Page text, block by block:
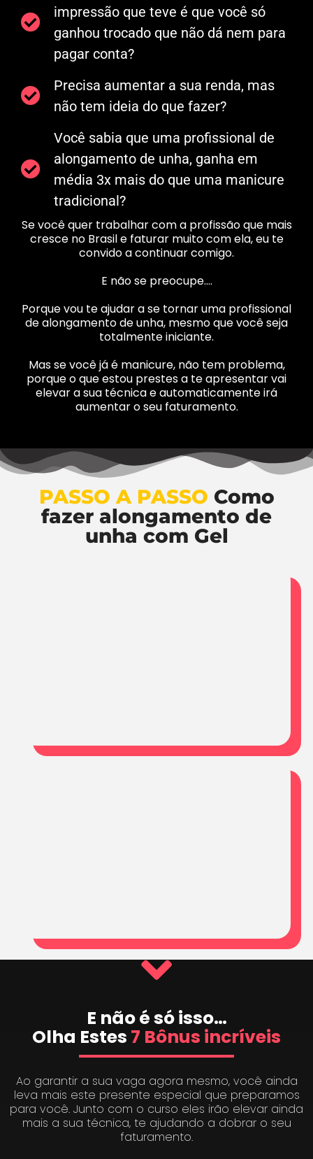
impressão que teve é que você só
ganhou trocado que não dá nem para
pagar conta?
Precisa aumentar a sua renda, mas
não tem ideia do que fazer?
Você sabia que uma profissional de
alongamento de unha, ganha em
média 3x mais do que uma manicure
tradicional?
Se você quer trabalhar com a profissão que mais
cresce no Brasil e faturar muito com ela, eu te
convido a continuar comigo.
E não se preocupe….
Porque vou te ajudar a se tornar uma profissional
de alongamento de unha, mesmo que você seja
totalmente iniciante.
Mas se você já é manicure, não tem problema,
porque o que estou prestes a te apresentar vai
elevar a sua técnica e automaticamente irá
aumentar o seu faturamento.
PASSO A PASSO Como
fazer alongamento de
unha com Gel
E não é só isso…
Olha Estes 7 Bônus incríveis
Ao garantir a sua vaga agora mesmo, você ainda
leva mais este presente especial que preparamos
para você. Junto com o curso eles irão elevar ainda
mais a sua técnica, te ajudando a dobrar o seu
faturamento.